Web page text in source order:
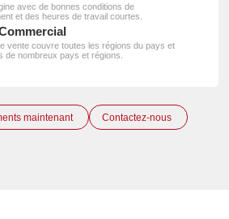
avec de bonnes conditions de
et des heures de travail courtes.
vente couvre toutes les régions du pays et
de nombreux pays et régions.
maintenant Contactez-nous